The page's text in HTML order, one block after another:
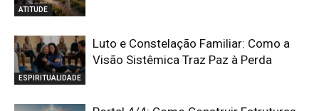
ATITUDE
ESPIRITUALIDADE
Luto e Constelação Familiar: Como a
Visão Sistêmica Traz Paz à Perda